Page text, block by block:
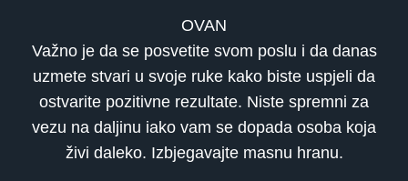
OVAN
Važno je da se posvetite svom poslu i da danas
uzmete stvari u svoje ruke kako biste uspjeli da
ostvarite pozitivne rezultate. Niste spremni za
vezu na daljinu iako vam se dopada osoba koja
živi daleko. Izbjegavajte masnu hranu.